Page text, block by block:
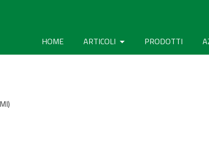
HOME ARTICOLI PRODOTTI